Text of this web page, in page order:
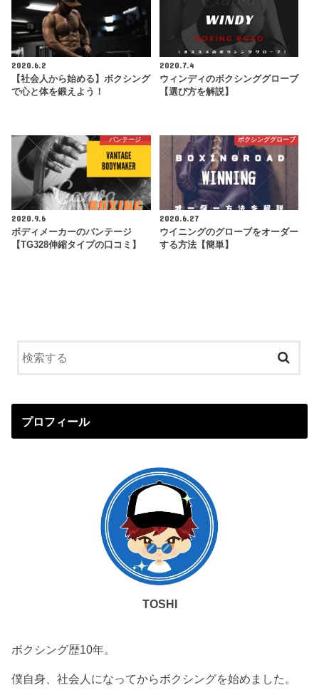
2020.6.2
【社会人から始める】ボクシング
で心と体を鍛えよう！
2020.7.4
ウィンディのボクシンググローブ
【選び方を解説】
バンテージ
2020.9.6
ボディメーカーのバンテージ
【TG328伸縮タイプの口コミ】
ボクシンググローブ
2020.6.27
ウイニングのグローブをオーダー
する方法【簡単】
プロフィール
TOSHI
ボクシング歴10年。
僕自身、社会人になってからボクシングを始めました。